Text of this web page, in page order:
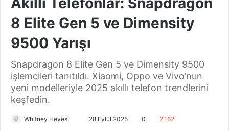
8 Elite Gen 5 ve Dimensity
9500 Yarışı
Snapdragon 8 Elite Gen 5 ve Dimensity 9500
işlemcileri tanıtıldı. Xiaomi, Oppo ve Vivo’nun
yeni modelleriyle 2025 akıllı telefon trendlerini
keşfedin.
Whitney Heyes 28 Eylül 2025 0 2.162